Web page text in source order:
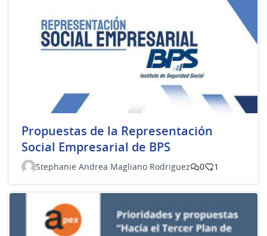
Propuestas de la Representación
Social Empresarial de BPS
Stephanie Andrea Magliano Rodriguez 0 1